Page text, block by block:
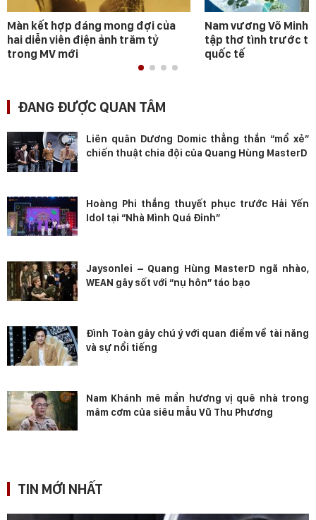
Màn kết hợp đáng mong đợi của
hai diễn viên điện ảnh trăm tỷ
trong MV mới
Nam vương Võ Minh
tập thơ tình trước
quốc tế
ĐANG ĐƯỢC QUAN TÂM
Liên quân Dương Domic thẳng thắn “mổ xẻ”
chiến thuật chia đội của Quang Hùng MasterD
Hoàng Phi thắng thuyết phục trước Hải Yến
Idol tại “Nhà Mình Quá Đỉnh”
Jaysonlei – Quang Hùng MasterD ngã nhào,
WEAN gây sốt với “nụ hôn” táo bạo
Đình Toàn gây chú ý với quan điểm về tài năng
và sự nổi tiếng
Nam Khánh mê mẩn hương vị quê nhà trong
mâm cơm của siêu mẫu Vũ Thu Phương
TIN MỚI NHẤT